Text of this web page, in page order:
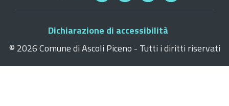
Dichiarazione di accessibilità
© 2026 Comune di Ascoli Piceno - Tutti i diritti riservati